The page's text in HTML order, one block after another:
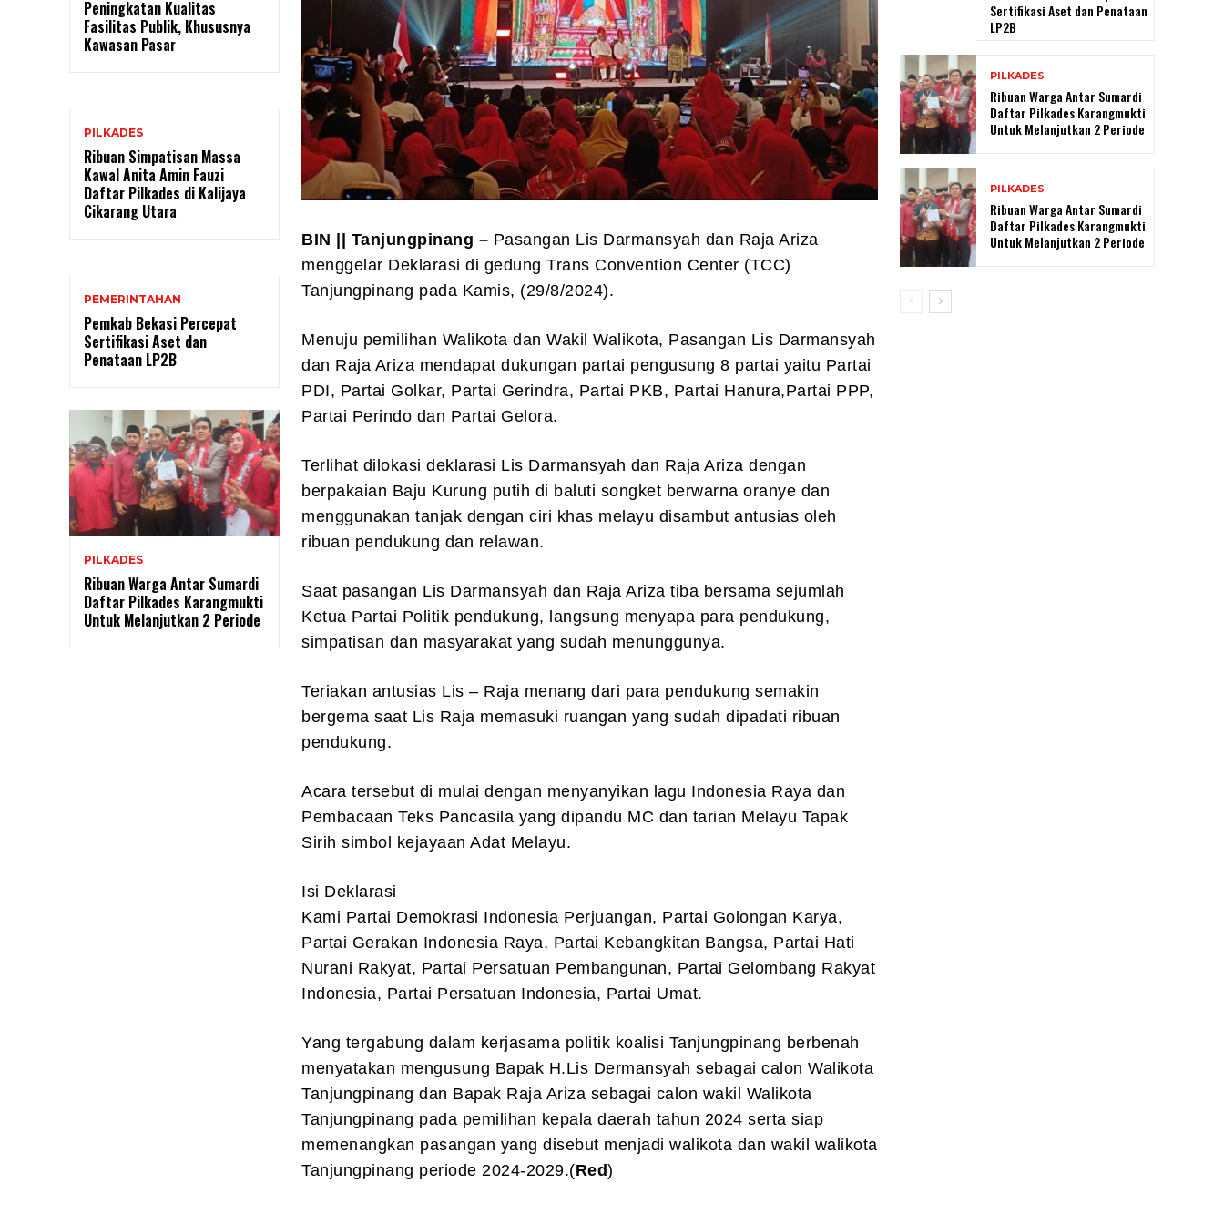
Peningkatan Kualitas
Fasilitas Publik, Khususnya
Kawasan Pasar
PILKADES
Ribuan Simpatisan Massa
Kawal Anita Amin Fauzi
Daftar Pilkades di Kalijaya
Cikarang Utara
PEMERINTAHAN
Pemkab Bekasi Percepat
Sertifikasi Aset dan
Penataan LP2B
PILKADES
Ribuan Warga Antar Sumardi
Daftar Pilkades Karangmukti
Untuk Melanjutkan 2 Periode
BIN || Tanjungpinang – Pasangan Lis Darmansyah dan Raja Ariza
menggelar Deklarasi di gedung Trans Convention Center (TCC)
Tanjungpinang pada Kamis, (29/8/2024).
Menuju pemilihan Walikota dan Wakil Walikota, Pasangan Lis Darmansyah
dan Raja Ariza mendapat dukungan partai pengusung 8 partai yaitu Partai
PDI, Partai Golkar, Partai Gerindra, Partai PKB, Partai Hanura,Partai PPP,
Partai Perindo dan Partai Gelora.
Terlihat dilokasi deklarasi Lis Darmansyah dan Raja Ariza dengan
berpakaian Baju Kurung putih di baluti songket berwarna oranye dan
menggunakan tanjak dengan ciri khas melayu disambut antusias oleh
ribuan pendukung dan relawan.
Saat pasangan Lis Darmansyah dan Raja Ariza tiba bersama sejumlah
Ketua Partai Politik pendukung, langsung menyapa para pendukung,
simpatisan dan masyarakat yang sudah menunggunya.
Teriakan antusias Lis – Raja menang dari para pendukung semakin
bergema saat Lis Raja memasuki ruangan yang sudah dipadati ribuan
pendukung.
Acara tersebut di mulai dengan menyanyikan lagu Indonesia Raya dan
Pembacaan Teks Pancasila yang dipandu MC dan tarian Melayu Tapak
Sirih simbol kejayaan Adat Melayu.
Isi Deklarasi
Kami Partai Demokrasi Indonesia Perjuangan, Partai Golongan Karya,
Partai Gerakan Indonesia Raya, Partai Kebangkitan Bangsa, Partai Hati
Nurani Rakyat, Partai Persatuan Pembangunan, Partai Gelombang Rakyat
Indonesia, Partai Persatuan Indonesia, Partai Umat.
Yang tergabung dalam kerjasama politik koalisi Tanjungpinang berbenah
menyatakan mengusung Bapak H.Lis Dermansyah sebagai calon Walikota
Tanjungpinang dan Bapak Raja Ariza sebagai calon wakil Walikota
Tanjungpinang pada pemilihan kepala daerah tahun 2024 serta siap
memenangkan pasangan yang disebut menjadi walikota dan wakil walikota
Tanjungpinang periode 2024-2029.(Red)
Sertifikasi Aset dan Penataan
LP2B
PILKADES
Ribuan Warga Antar Sumardi
Daftar Pilkades Karangmukti
Untuk Melanjutkan 2 Periode
PILKADES
Ribuan Warga Antar Sumardi
Daftar Pilkades Karangmukti
Untuk Melanjutkan 2 Periode